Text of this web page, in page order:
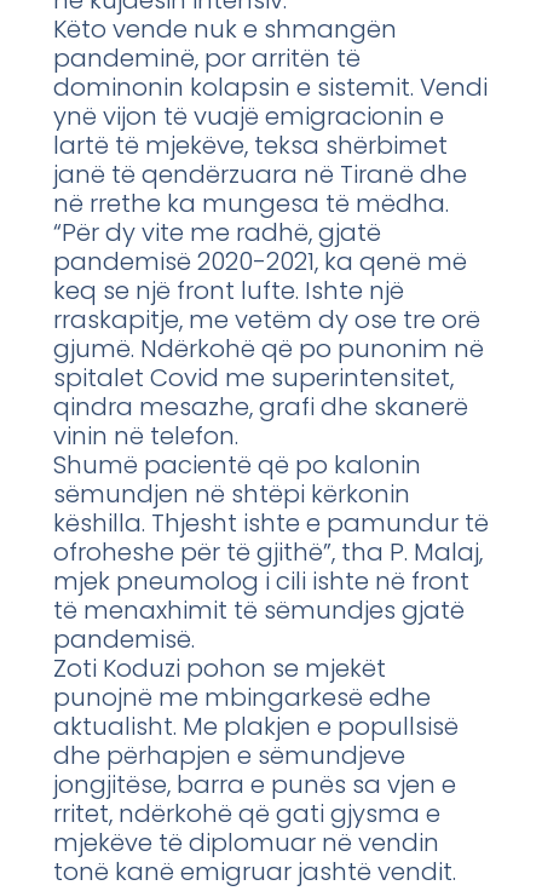
Këto vende nuk e shmangën
pandeminë, por arritën të
dominonin kolapsin e sistemit. Vendi
ynë vijon të vuajë emigracionin e
lartë të mjekëve, teksa shërbimet
janë të qendërzuara në Tiranë dhe
në rrethe ka mungesa të mëdha.
“Për dy vite me radhë, gjatë
pandemisë 2020-2021, ka qenë më
keq se një front lufte. Ishte një
rraskapitje, me vetëm dy ose tre orë
gjumë. Ndërkohë që po punonim në
spitalet Covid me superintensitet,
qindra mesazhe, grafi dhe skanerë
vinin në telefon.
Shumë pacientë që po kalonin
sëmundjen në shtëpi kërkonin
këshilla. Thjesht ishte e pamundur të
ofroheshe për të gjithë”, tha P. Malaj,
mjek pneumolog i cili ishte në front
të menaxhimit të sëmundjes gjatë
pandemisë.
Zoti Koduzi pohon se mjekët
punojnë me mbingarkesë edhe
aktualisht. Me plakjen e popullsisë
dhe përhapjen e sëmundjeve
jongjitëse, barra e punës sa vjen e
rritet, ndërkohë që gati gjysma e
mjekëve të diplomuar në vendin
tonë kanë emigruar jashtë vendit.